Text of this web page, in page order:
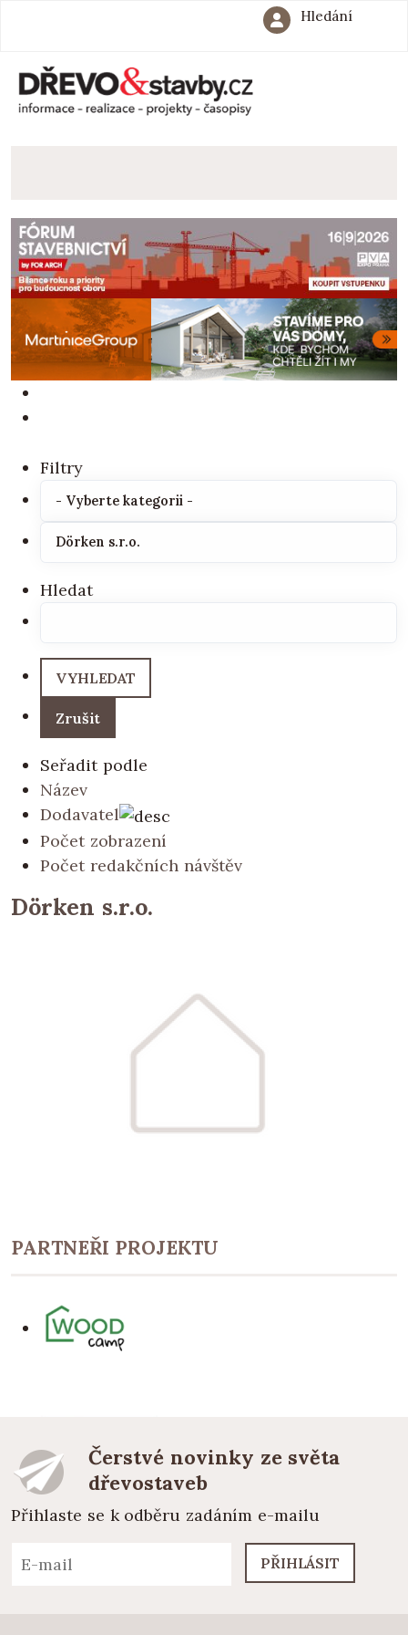
Hledání
Filtry
Hledat
Seřadit podle
Název
Dodavatel
Počet zobrazení
Počet redakčních návštěv
Dörken s.r.o.
PARTNEŘI PROJEKTU
Čerstvé novinky ze světa
dřevostaveb
Přihlaste se k odběru zadáním e-mailu
PŘIHLÁSIT